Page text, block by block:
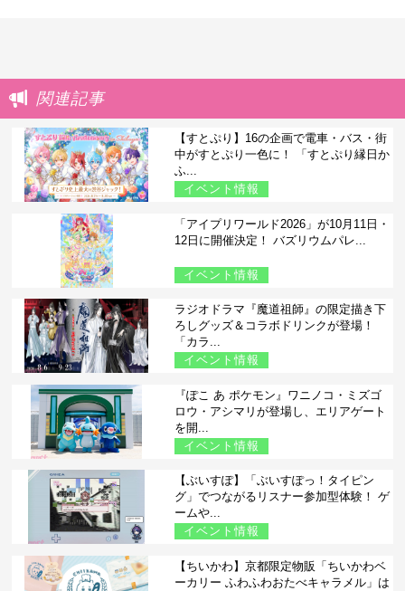
関連記事
【すとぷり】16の企画で電車・バス・街
中がすとぷり一色に！ 「すとぷり縁日か
ふ...
イベント情報
「アイプリワールド2026」が10月11日・
12日に開催決定！ バズリウムパレ...
イベント情報
ラジオドラマ『魔道祖師』の限定描き下
ろしグッズ＆コラボドリンクが登場！
「カラ...
イベント情報
『ぽこ あ ポケモン』ワニノコ・ミズゴ
ロウ・アシマリが登場し、エリアゲート
を開...
イベント情報
【ぶいすぽ】「ぶいすぽっ！タイピン
グ」でつながるリスナー参加型体験！ ゲ
ームや...
イベント情報
【ちいかわ】京都限定物販「ちいかわベ
ーカリー ふわふわおたべキャラメル」は